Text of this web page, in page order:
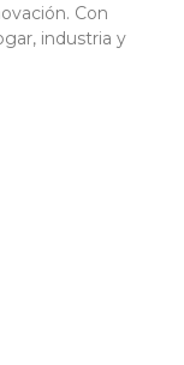
Con
industria y